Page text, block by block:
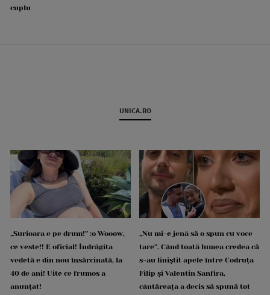
cuplu
UNICA.RO
„Surioara e pe drum!” :o Wooow,
ce veste!! E oficial! Îndrăgita
vedetă e din nou însărcinată, la
40 de ani! Uite ce frumos a
anunțat!
„Nu mi-e jenă să o spun cu voce
tare”. Când toată lumea credea că
s-au liniștit apele între Codruța
Filip și Valentin Sanfira,
cântăreața a decis să spună tot